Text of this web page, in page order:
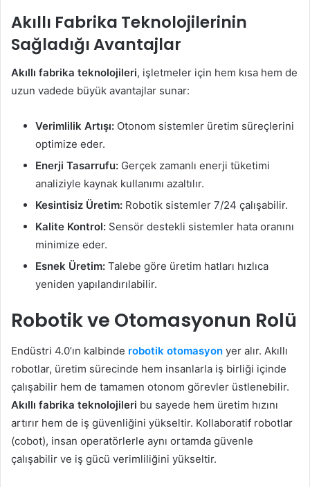
Akıllı Fabrika Teknolojilerinin
Sağladığı Avantajlar
Akıllı fabrika teknolojileri, işletmeler için hem kısa hem de
uzun vadede büyük avantajlar sunar:
Verimlilik Artışı: Otonom sistemler üretim süreçlerini
optimize eder.
Enerji Tasarrufu: Gerçek zamanlı enerji tüketimi
analiziyle kaynak kullanımı azaltılır.
Kesintisiz Üretim: Robotik sistemler 7/24 çalışabilir.
Kalite Kontrol: Sensör destekli sistemler hata oranını
minimize eder.
Esnek Üretim: Talebe göre üretim hatları hızlıca
yeniden yapılandırılabilir.
Robotik ve Otomasyonun Rolü
Endüstri 4.0’ın kalbinde robotik otomasyon yer alır. Akıllı
robotlar, üretim sürecinde hem insanlarla iş birliği içinde
çalışabilir hem de tamamen otonom görevler üstlenebilir.
Akıllı fabrika teknolojileri bu sayede hem üretim hızını
artırır hem de iş güvenliğini yükseltir. Kollaboratif robotlar
(cobot), insan operatörlerle aynı ortamda güvenle
çalışabilir ve iş gücü verimliliğini yükseltir.